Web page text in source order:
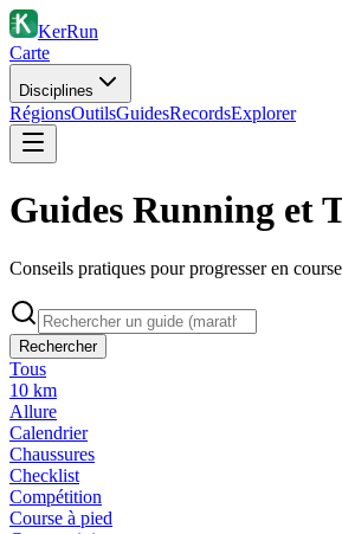
KerRun
Carte
Disciplines
RégionsOutilsGuidesRecordsExplorer
Guides Running et
Conseils pratiques pour progresser en
Rechercher
Tous
10 km
Allure
Calendrier
Chaussures
Checklist
Compétition
Course à pied